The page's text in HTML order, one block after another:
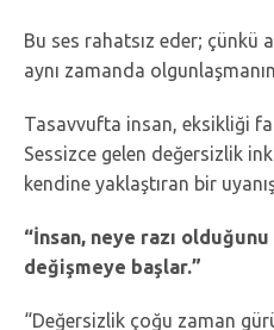
Bu ses rahatsız eder; çünkü
aynı zamanda olgunlaşmanın
Tasavvufta insan, eksikliği
Sessizce gelen değersizlik
kendine yaklaştıran bir
“İnsan, neye razı
değişmeye başlar.”
“Değersizlik çoğu zaman